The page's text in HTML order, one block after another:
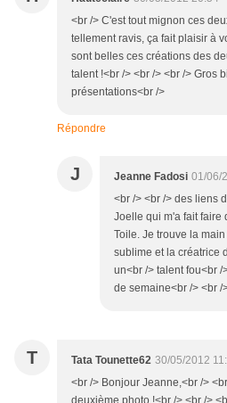
<br /> C'est tout mignon ces
tellement ravis, ça fait plaisir à
sont belles ces créations des
talent !<br /> <br /> <br /> Gros
présentations<br />
Répondre
J Jeanne Fadosi 01/06/
<br /> <br /> des liens
Joelle qui m'a fait faire
Toile. Je trouve la
sublime et la créatrice
un<br /> talent fou<br /
de semaine<br /> <br /
T Tata Tounette62 30/05/2012
<br /> Bonjour Jeanne,<br />
deuxième photo !<br /> <br />